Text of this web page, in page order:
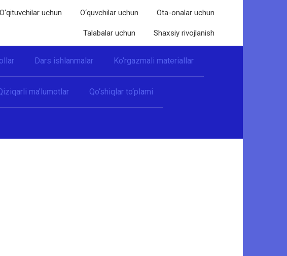
O‘qituvchilar uchun O‘quvchilar uchun Ota-onalar uchun
Talabalar uchun Shaxsiy rivojlanish
Dars ishlanmalar Ko‘rgazmali materiallar
ma’lumotlar Qo‘shiqlar to‘plami